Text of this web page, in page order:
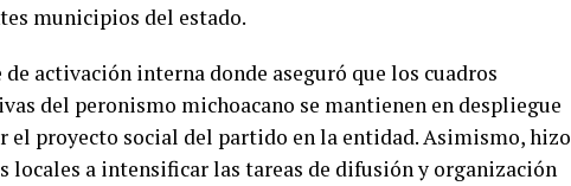
municipios del estado.
activación interna donde aseguró que los cuadros
del peronismo michoacano se mantienen en despliegue
el proyecto social del partido en la entidad. Asimismo, hizo
locales a intensificar las tareas de difusión y organización